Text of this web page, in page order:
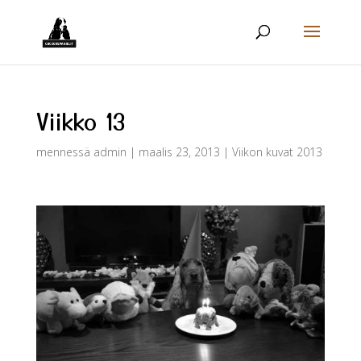
Viikko 13
mennessä admin | maalis 23, 2013 | Viikon kuvat 2013